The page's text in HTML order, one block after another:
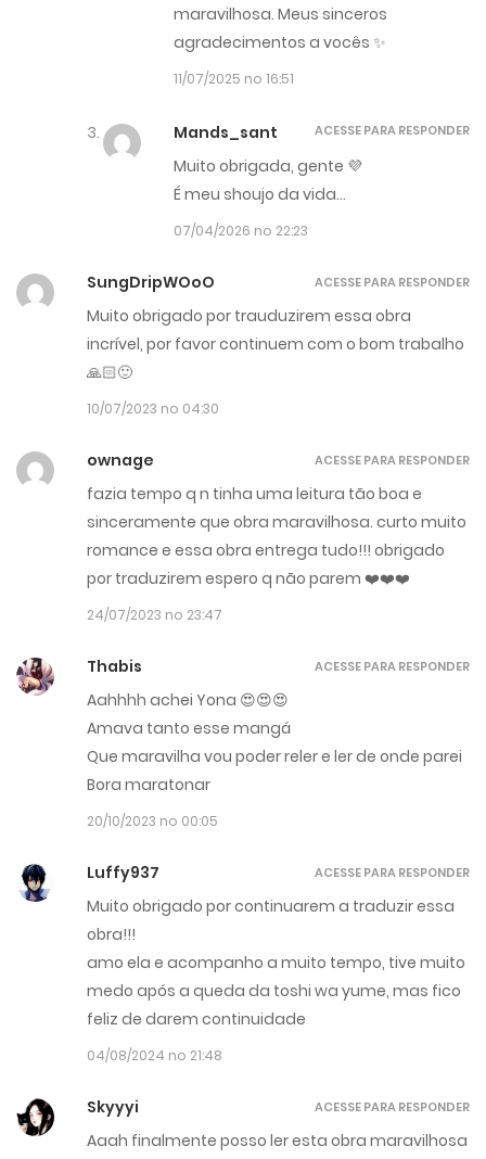
maravilhosa. Meus sinceros
agradecimentos a vocês ✨
11/07/2025 no 16:51
Mands_sant
Muito obrigada, gente 💜
É meu shoujo da vida…
07/04/2026 no 22:23
ACESSE PARA RESPONDER
SungDripWOoO
Muito obrigado por trauduzirem essa obra
incrível, por favor continuem com o bom trabalho
🙏🏻🙂
10/07/2023 no 04:30
ACESSE PARA RESPONDER
ownage
fazia tempo q n tinha uma leitura tão boa e
sinceramente que obra maravilhosa. curto muito
romance e essa obra entrega tudo!!! obrigado
por traduzirem espero q não parem ❤️❤️❤️
24/07/2023 no 23:47
ACESSE PARA RESPONDER
Thabis
Aahhhh achei Yona 😍😍😍
Amava tanto esse mangá
Que maravilha vou poder reler e ler de onde parei
Bora maratonar
20/10/2023 no 00:05
ACESSE PARA RESPONDER
Luffy937
Muito obrigado por continuarem a traduzir essa
obra!!!
amo ela e acompanho a muito tempo, tive muito
medo após a queda da toshi wa yume, mas fico
feliz de darem continuidade
04/08/2024 no 21:48
ACESSE PARA RESPONDER
Skyyyi
Aaah finalmente posso ler esta obra maravilhosa
ACESSE PARA RESPONDER